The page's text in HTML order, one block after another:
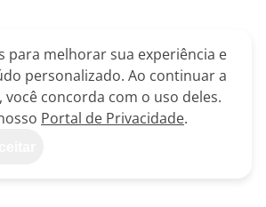
para melhorar sua experiência e
personalizado. Ao continuar a
você concorda com o uso deles.
Portal de Privacidade.